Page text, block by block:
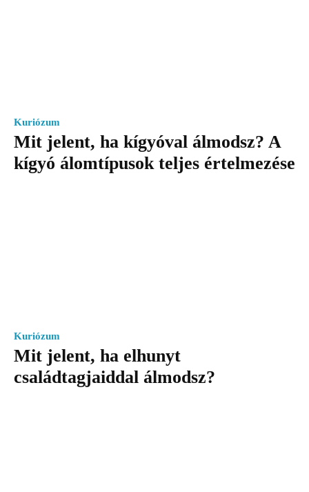
Kuriózum
Mit jelent, ha kígyóval álmodsz? A
kígyó álomtípusok teljes értelmezése
Kuriózum
Mit jelent, ha elhunyt
családtagjaiddal álmodsz?